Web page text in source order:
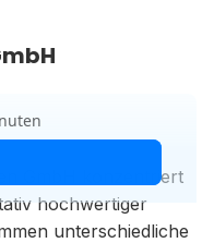
GmbH konzentriert
hochwertiger
unterschiedliche